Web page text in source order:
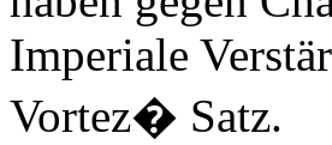
Imperiale
Vortez� Satz.